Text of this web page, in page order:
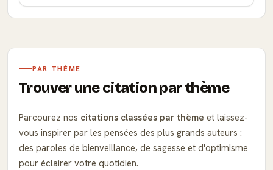
PAR THÈME
Trouver une citation par thème
Parcourez nos citations classées par thème et laissez-
vous inspirer par les pensées des plus grands auteurs :
des paroles de bienveillance, de sagesse et d'optimisme
pour éclairer votre quotidien.